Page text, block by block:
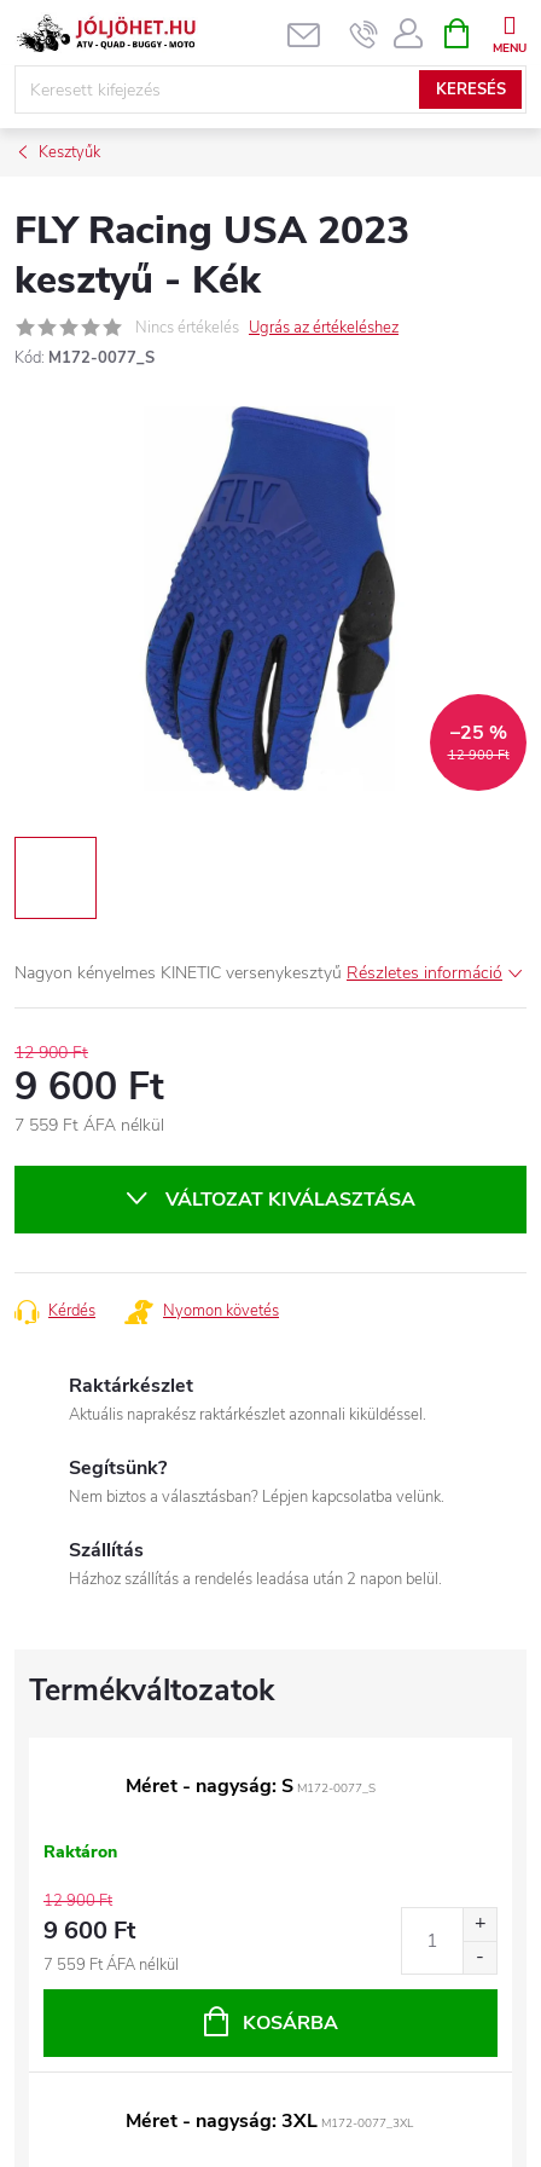
Ugrás
KERESÉS
KOSÁR
Kesztyűk
FLY Racing USA 2023
kesztyű - Kék
Nincs értékelés Ugrás az értékeléshez
Kód: M172-0077_S
12 900 Ft
–25 %
Nagyon kényelmes KINETIC versenykesztyű Részletes információ
12 900 Ft
9 600 Ft
7 559 Ft ÁFA nélkül
VÁLTOZAT KIVÁLASZTÁSA
Kérdés Nyomon követés
Raktárkészlet
Aktuális naprakész raktárkészlet azonnali kiküldéssel.
Segítsünk?
Nem biztos a választásban? Lépjen kapcsolatba velünk.
Szállítás
Házhoz szállítás a rendelés leadása után 2 napon belül.
Méret - nagyság: S M172-0077_S
Raktáron
12 900 Ft
9 600 Ft
7 559 Ft ÁFA nélkül
KOSÁRBA
Méret - nagyság: 3XL M172-0077_3XL